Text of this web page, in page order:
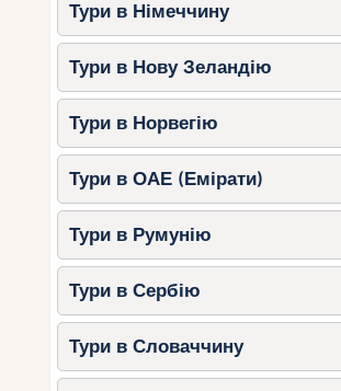
Тури в Німеччину
Тури в Нову Зеландію
Тури в Норвегію
Тури в ОАЕ (Емірати)
Тури в Румунію
Тури в Сербію
Тури в Словаччину